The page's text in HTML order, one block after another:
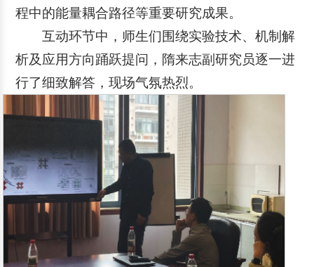
程中的能量耦合路径等重要研究成果。
互动环节中，师生们围绕实验技术、机制解
析及应用方向踊跃提问，隋来志副研究员逐一进
行了细致解答，现场气氛热烈。